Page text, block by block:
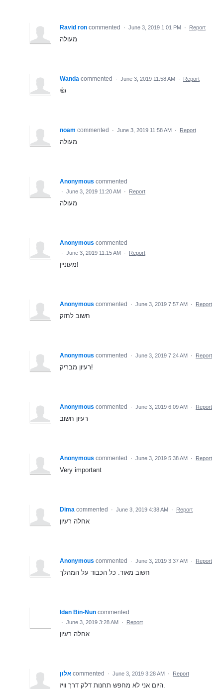
Ravid ron commented · June 3, 2019 1:01 PM · Report
מעולה
Wanda commented · June 3, 2019 11:58 AM · Report
👍
noam commented · June 3, 2019 11:58 AM · Report
מעולה
Anonymous commented
· June 3, 2019 11:20 AM · Report
מעולה
Anonymous commented
· June 3, 2019 11:15 AM · Report
מעוניין!
Anonymous commented · June 3, 2019 7:57 AM · Report
חשוב לחזק
Anonymous commented · June 3, 2019 7:24 AM · Report
רעיון מבריק!
Anonymous commented · June 3, 2019 6:09 AM · Report
רעיון חשוב
Anonymous commented · June 3, 2019 5:38 AM · Report
Very important
Dima commented · June 3, 2019 4:38 AM · Report
אחלה רעיון
Anonymous commented · June 3, 2019 3:37 AM · Report
חשוב מאוד. כל הכבוד על המהלך
Idan Bin-Nun commented
· June 3, 2019 3:28 AM · Report
אחלה רעיון
אלון commented · June 3, 2019 3:28 AM · Report